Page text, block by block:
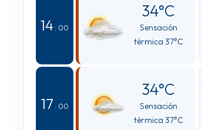
14 : 00
34°C
Sensación
térmica 37°C
17 : 00
34°C
Sensación
térmica 37°C